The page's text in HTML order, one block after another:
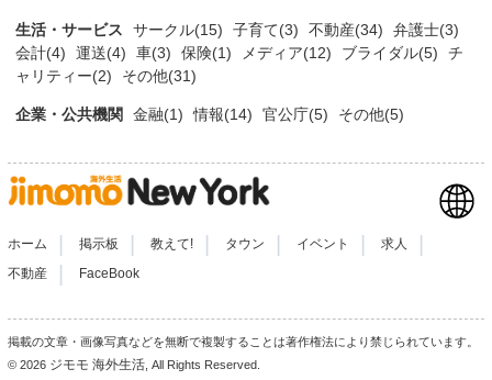
生活・サービス サークル(15) 子育て(3) 不動産(34)
弁護士(3)
会計(4)
運送(4) 車(3) 保険(1) メディア(12) ブライダル(5)
チ
ャリティー(2)
その他(31)
企業・公共機関 金融(1) 情報(14) 官公庁(5) その他(5)
ホーム 掲示板 教えて! タウン イベント 求人
不動産 FaceBook
掲載の文章・画像写真などを無断で複製することは著作権法により禁じられています。
© 2026 ジモモ 海外生活 , All Rights Reserved.